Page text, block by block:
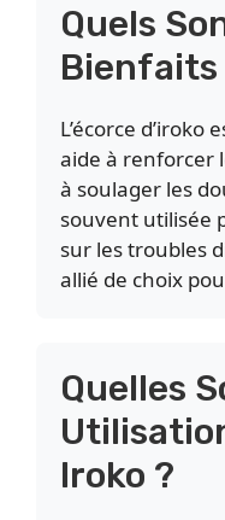
Quels
Bienfaits
L’écorce d’iroko
aide à renforcer
à soulager les
souvent utilisée
sur les troubles
allié de choix
Quelles
Iroko ?